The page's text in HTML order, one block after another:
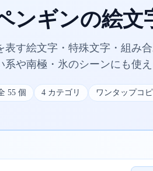
ンギンの絵文
表す絵文字・特殊文字・組み
系や南極・氷のシーンにも使え
55個 4カテゴリ ワンタップコ